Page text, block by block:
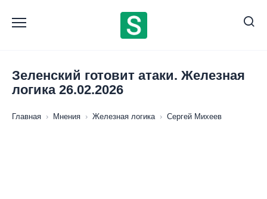
содержанию
Зеленский готовит атаки. Железная
логика 26.02.2026
Главная › Мнения › Железная логика › Сергей Михеев